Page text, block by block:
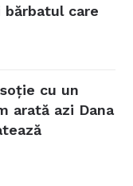
bărbatul care
cu un
arată azi Dana